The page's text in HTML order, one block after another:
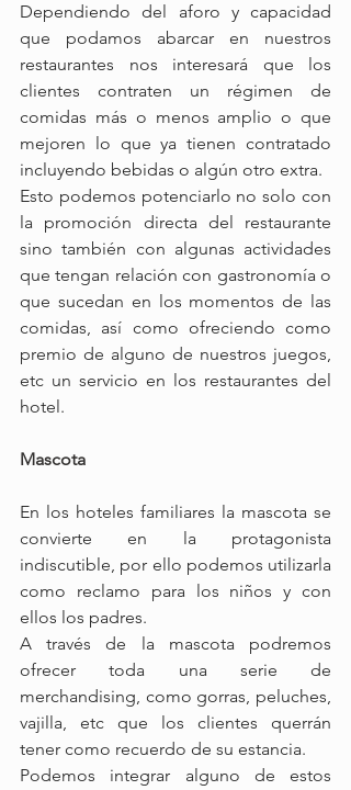
Dependiendo del aforo y capacidad
que podamos abarcar en nuestros
restaurantes nos interesará que los
clientes contraten un régimen de
comidas más o menos amplio o que
mejoren lo que ya tienen contratado
incluyendo bebidas o algún otro extra.
Esto podemos potenciarlo no solo con
la promoción directa del restaurante
sino también con algunas actividades
que tengan relación con gastronomía o
que sucedan en los momentos de las
comidas, así como ofreciendo como
premio de alguno de nuestros juegos,
etc un servicio en los restaurantes del
hotel.
Mascota
En los hoteles familiares la mascota se
convierte en la protagonista
indiscutible, por ello podemos utilizarla
como reclamo para los niños y con
ellos los padres.
A través de la mascota podremos
ofrecer toda una serie de
merchandising, como gorras, peluches,
vajilla, etc que los clientes querrán
tener como recuerdo de su estancia.
Podemos integrar alguno de estos